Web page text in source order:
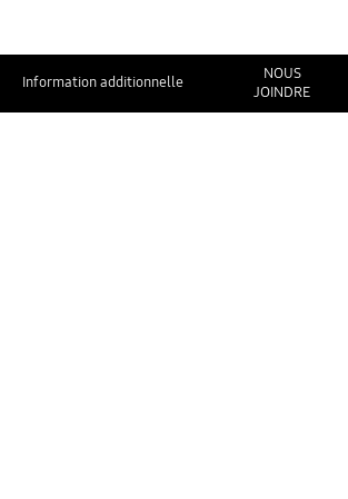
Information additionnelle
NOUS
JOINDRE